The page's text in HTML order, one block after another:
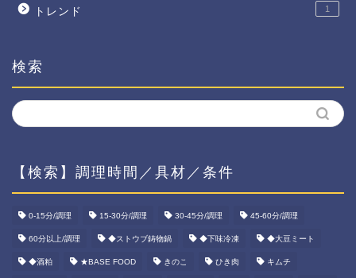
トレンド 1
検索
【検索】調理時間／具材／条件
0-15分/調理 15-30分/調理 30-45分/調理 45-60分/調理
60分以上/調理 ◆ストウブ鋳物鍋 ◆下味冷凍 ◆大豆ミート
◆酒粕 ★BASE FOOD きのこ ひき肉 キムチ
ホーム
資産運用